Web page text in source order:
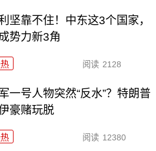
坚靠不住！中东这3个国家，
势力新3角
阅读 2128
一号人物突然“反水”？特朗普
豪赌玩脱
阅读 12380